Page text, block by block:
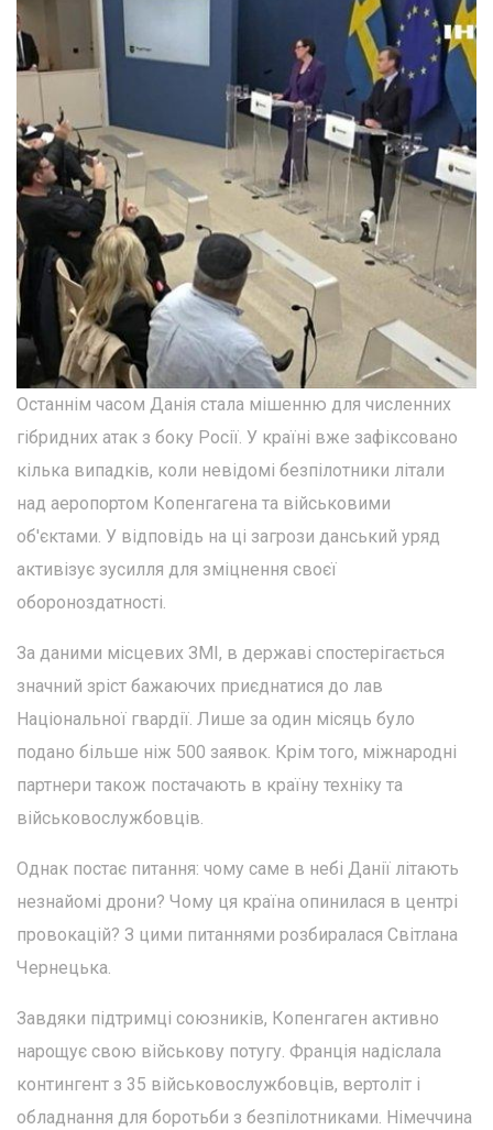
Останнім часом Данія стала мішенню для численних
гібридних атак з боку Росії. У країні вже зафіксовано
кілька випадків, коли невідомі безпілотники літали
над аеропортом Копенгагена та військовими
об'єктами. У відповідь на ці загрози данський уряд
активізує зусилля для зміцнення своєї
обороноздатності.
За даними місцевих ЗМІ, в державі спостерігається
значний зріст бажаючих приєднатися до лав
Національної гвардії. Лише за один місяць було
подано більше ніж 500 заявок. Крім того, міжнародні
партнери також постачають в країну техніку та
військовослужбовців.
Однак постає питання: чому саме в небі Данії літають
незнайомі дрони? Чому ця країна опинилася в центрі
провокацій? З цими питаннями розбиралася Світлана
Чернецька.
Завдяки підтримці союзників, Копенгаген активно
нарощує свою військову потугу. Франція надіслала
контингент з 35 військовослужбовців, вертоліт і
обладнання для боротьби з безпілотниками. Німеччина